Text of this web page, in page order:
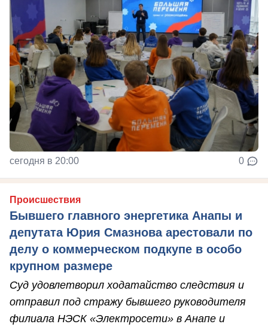
сегодня в 20:00 0
Происшествия
Бывшего главного энергетика Анапы и
депутата Юрия Смазнова арестовали по
делу о коммерческом подкупе в особо
крупном размере
Суд удовлетворил ходатайство следствия и
отправил под стражу бывшего руководителя
филиала НЭСК «Электросети» в Анапе и